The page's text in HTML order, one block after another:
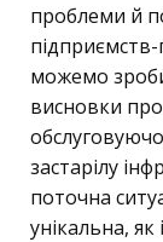
проблеми й
підприємств-
можемо
висновки про
застарілу
поточна
унікальна,